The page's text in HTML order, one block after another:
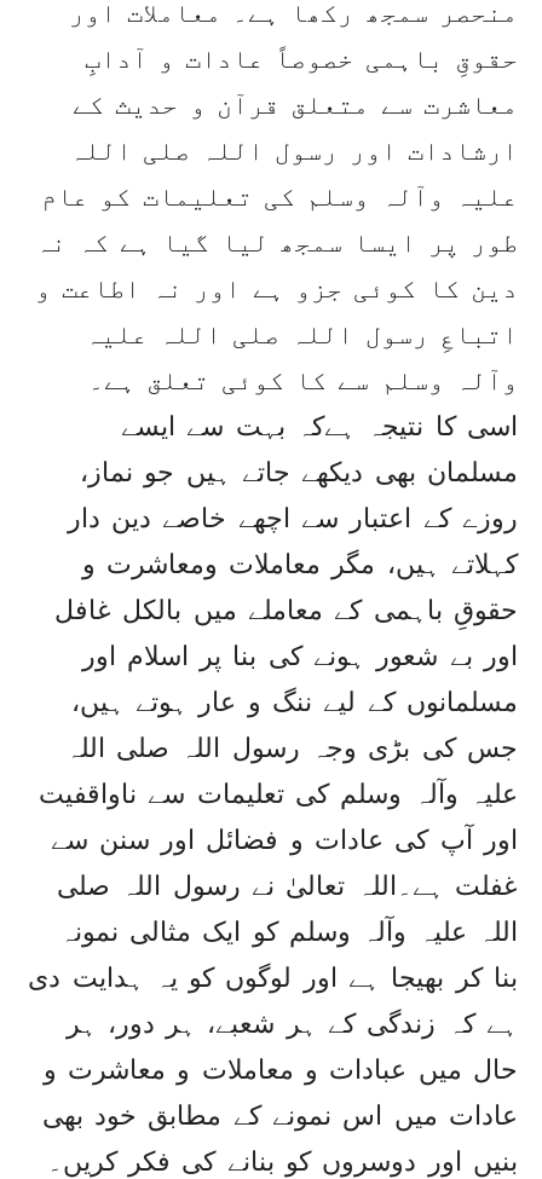
منحصر سمجھ رکھا ہے۔ معاملات اور
حقوقِ باہمی خصوصاً عادات و آدابِ
معاشرت سے متعلق قرآن و حدیث کے
ارشادات اور رسول اللہ صلی اللہ
علیہ وآلہ وسلم کی تعلیمات کو عام
طور پر ایسا سمجھ لیا گیا ہے کہ نہ
دین کا کوئی جزو ہے اور نہ اطاعت و
اتباعِ رسول اللہ صلی اللہ علیہ
وآلہ وسلم سے کا کوئی تعلق ہے۔
اسی کا نتیجہ ہےکہ بہت سے ایسے
مسلمان بھی دیکھے جاتے ہیں جو نماز،
روزے کے اعتبار سے اچھے خاصے دین دار
کہلاتے ہیں، مگر معاملات ومعاشرت و
حقوقِ باہمی کے معاملے میں بالکل غافل
اور بے شعور ہونے کی بنا پر اسلام اور
مسلمانوں کے لیے ننگ و عار ہوتے ہیں،
جس کی بڑی وجہ رسول اللہ صلی اللہ
علیہ وآلہ وسلم کی تعلیمات سے ناواقفیت
اور آپ کی عادات و فضائل اور سنن سے
غفلت ہے۔اللہ تعالیٰ نے رسول اللہ صلی
اللہ علیہ وآلہ وسلم کو ایک مثالی نمونہ
بنا کر بھیجا ہے اور لوگوں کو یہ ہدایت دی
ہے کہ زندگی کے ہر شعبے، ہر دور، ہر
حال میں عبادات و معاملات و معاشرت و
عادات میں اس نمونے کے مطابق خود بھی
بنیں اور دوسروں کو بنانے کی فکر کریں۔